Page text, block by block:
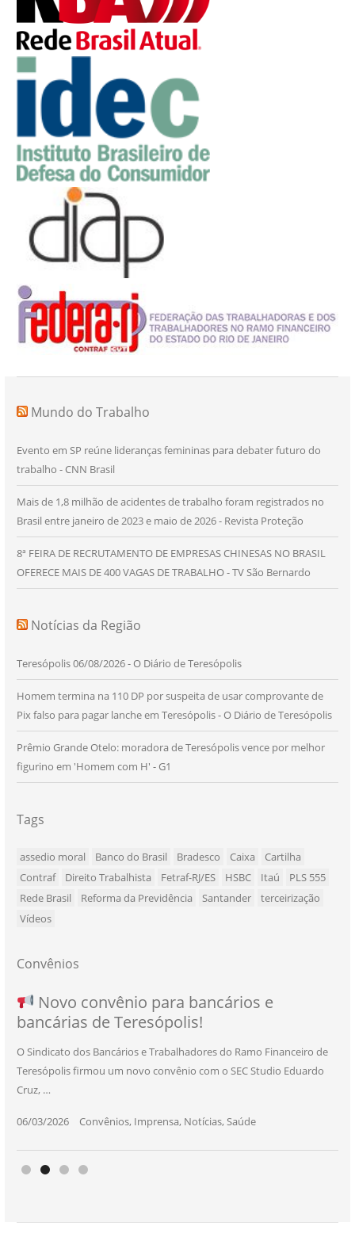
Mundo do Trabalho
Evento em SP reúne lideranças femininas para debater futuro do
trabalho - CNN Brasil
Mais de 1,8 milhão de acidentes de trabalho foram registrados no
Brasil entre janeiro de 2023 e maio de 2026 - Revista Proteção
8ª FEIRA DE RECRUTAMENTO DE EMPRESAS CHINESAS NO BRASIL
OFERECE MAIS DE 400 VAGAS DE TRABALHO - TV São Bernardo
Notícias da Região
Teresópolis 06/08/2026 - O Diário de Teresópolis
Homem termina na 110 DP por suspeita de usar comprovante de
Pix falso para pagar lanche em Teresópolis - O Diário de Teresópolis
Prêmio Grande Otelo: moradora de Teresópolis vence por melhor
figurino em 'Homem com H' - G1
Tags
assedio moral Banco do Brasil Bradesco Caixa
Cartilha
Contraf
Direito Trabalhista Fetraf-RJ/ES HSBC Itaú
PLS 555
Rede Brasil
Reforma da Previdência Santander
terceirização
Vídeos
Convênios
SEU NOVO BENEFÍCIO CHEGOU
Novo convênio para bancários e
bancárias de Teresópolis!
O Sindicato dos Bancários e Trabalhadores do Ramo Financeiro de
Teresópolis firmou um novo convênio com o SEC Studio Eduardo
Cruz, …
06/03/2026| Convênios, Imprensa, Notícias, Saúde
NOVO CONVÊNIO PARA VOCÊ, BANCÁRIO
E BANCÁRIA!
25/11/2025| Convênios, Imprensa, Notícias, Saúde
Convênio com a Rede de Ensino Técnico e
Centro de Qualificação Técnica